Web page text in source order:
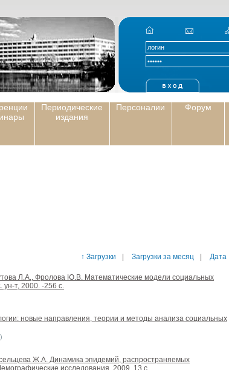
Периодические
издания
Персоналии Форум
↑ Загрузки Загрузки за месяц Дата
Л.А., Фролова Ю.В. Математические модели социальных
ун-т, 2000. -256 с.
новые направления, теории и методы анализа социальных
Ж.А. Динамика эпидемий, распространяемых
исследования. 2009. 13 с.